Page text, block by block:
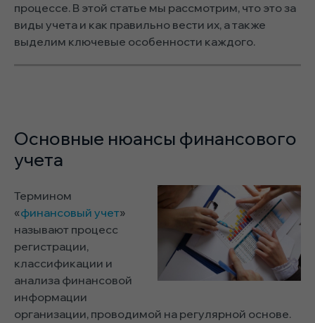
процессе. В этой статье мы рассмотрим, что это за
виды учета и как правильно вести их, а также
выделим ключевые особенности каждого.
Основные нюансы финансового
учета
Термином
«финансовый учет»
называют процесс
регистрации,
классификации и
анализа финансовой
информации
организации, проводимой на регулярной основе.